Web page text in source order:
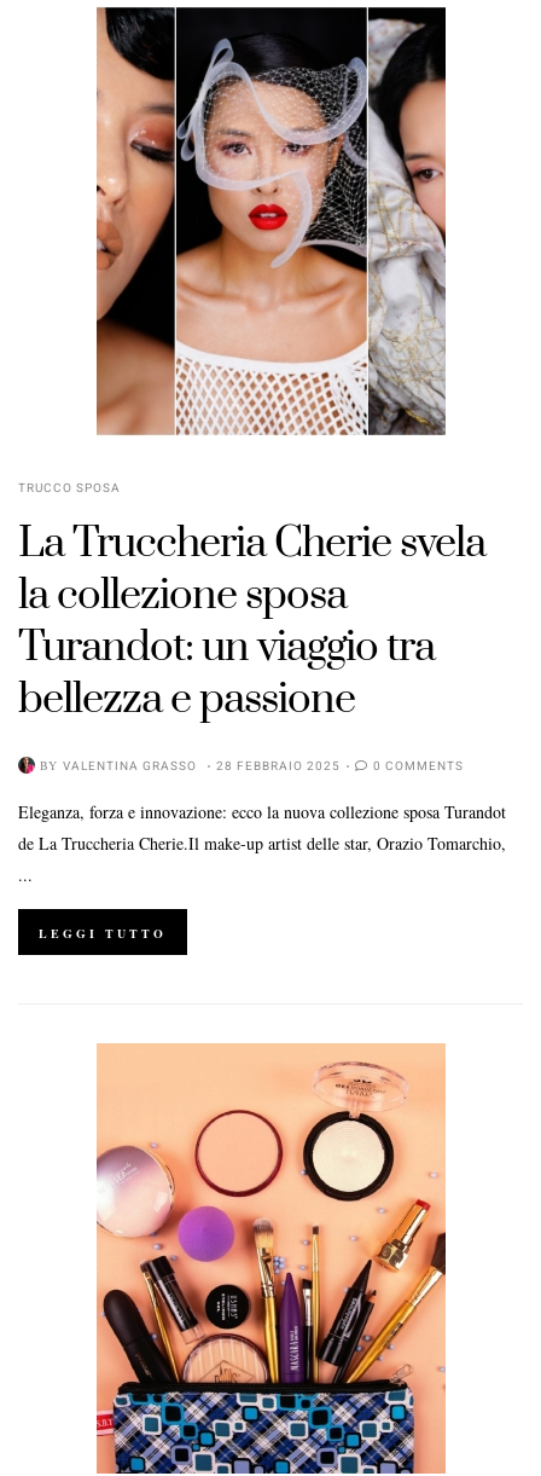
TRUCCO SPOSA
La Truccheria Cherie svela
la collezione sposa
Turandot: un viaggio tra
bellezza e passione
BY VALENTINA GRASSO 28 FEBBRAIO 2025 0 COMMENTS
Eleganza, forza e innovazione: ecco la nuova collezione sposa Turandot
de La Truccheria Cherie.Il make-up artist delle star, Orazio Tomarchio,
...
LEGGI TUTTO